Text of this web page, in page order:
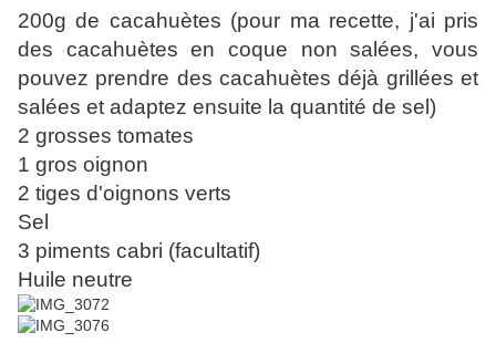
200g de cacahuètes (pour ma recette, j'ai pris
des cacahuètes en coque non salées, vous
pouvez prendre des cacahuètes déjà grillées et
salées et adaptez ensuite la quantité de sel)
2 grosses tomates
1 gros oignon
2 tiges d'oignons verts
Sel
3 piments cabri (facultatif)
Huile neutre